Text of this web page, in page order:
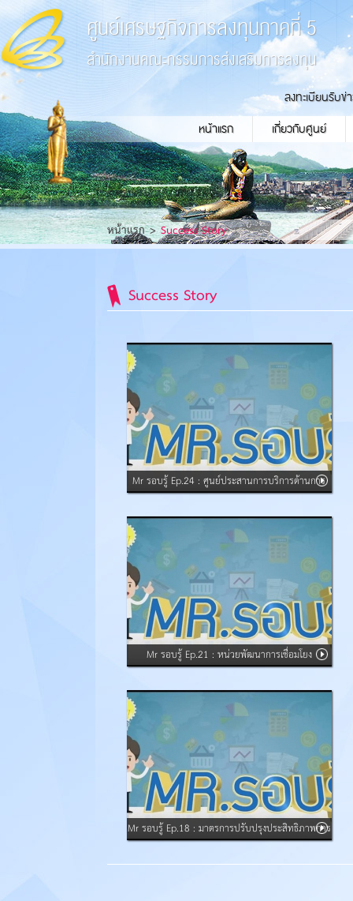
ศูนย์เศรษฐกิจการลงทุนภาคที่ 5
สำนักงานคณะกรรมการส่งเสริมการลงทุน
ลงทะเบียนรับข่
หน้าแรก
เกี่ยวกับศูนย์
หน้าแรก Success Story
Success Story
Mr รอบรู้ Ep.24 : ศูนย์ประสานการบริการด้านการ
Mr รอบรู้ Ep.21 : หน่วยพัฒนาการเชื่อมโยง
Mr รอบรู้ Ep.18 : มาตรการปรับปรุงประสิทธิภาพการ